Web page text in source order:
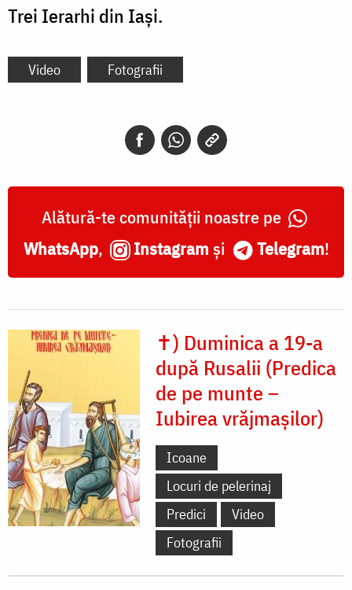
Trei Ierarhi din Iași.
Video Fotografii
Alătură-te comunității noastre pe
WhatsApp, Instagram și Telegram!
✝) Duminica a 19-a
după Rusalii (Predica
de pe munte –
Iubirea vrăjmașilor)
Icoane
Locuri de pelerinaj
Predici
Video
Fotografii